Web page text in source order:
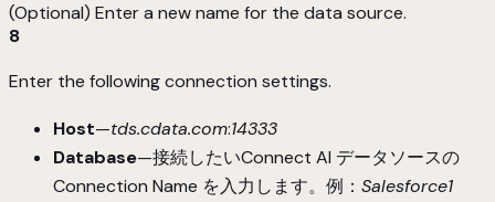
(Optional) Enter a new name for the data source.
8
Enter the following connection settings.
Host—tds.cdata.com:14333
Database—接続したいConnect AI データソースの
Connection Name を入力します。例： Salesforce1